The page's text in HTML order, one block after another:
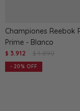
Championes Reebok
Prime - Blanco
$ 3.912 $ 4.890
20